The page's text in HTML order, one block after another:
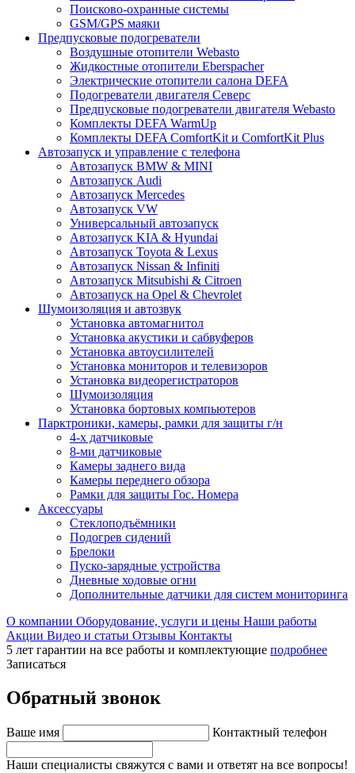
Поисково-охранные системы
GSM/GPS маяки
Предпусковые подогреватели
Воздушные отопители Webasto
Жидкостные отопители Eberspacher
Электрические отопители салона DEFA
Подогреватели двигателя Северс
Предпусковые подогреватели двигателя Webasto
Комплекты DEFA WarmUp
Комплекты DEFA ComfortKit и ComfortKit Plus
Автозапуск и управление с телефона
Автозапуск BMW & MINI
Автозапуск Audi
Автозапуск Mercedes
Автозапуск VW
Универсальный автозапуск
Автозапуск KIA & Hyundai
Автозапуск Toyota & Lexus
Автозапуск Nissan & Infiniti
Автозапуск Mitsubishi & Citroen
Автозапуск на Opel & Chevrolet
Шумоизоляция и автозвук
Установка автомагнитол
Установка акустики и сабвуферов
Установка автоусилителей
Установка мониторов и телевизоров
Установка видеорегистраторов
Шумоизоляция
Установка бортовых компьютеров
Парктроники, камеры, рамки для защиты г/н
4-х датчиковые
8-ми датчиковые
Камеры заднего вида
Камеры переднего обзора
Рамки для защиты Гос. Номера
Аксессуары
Стеклоподъёмники
Подогрев сидений
Брелоки
Пуско-зарядные устройства
Дневные ходовые огни
Дополнительные датчики для систем мониторинга
О компании Оборудование, услуги и цены Наши работы
Акции Видео и статьи Отзывы Контакты
5 лет гарантии на все работы и комплектующие подробнее
Записаться
Обратный звонок
Ваше имя Контактный телефон
Наши специалисты свяжутся с вами и ответят на все вопросы!